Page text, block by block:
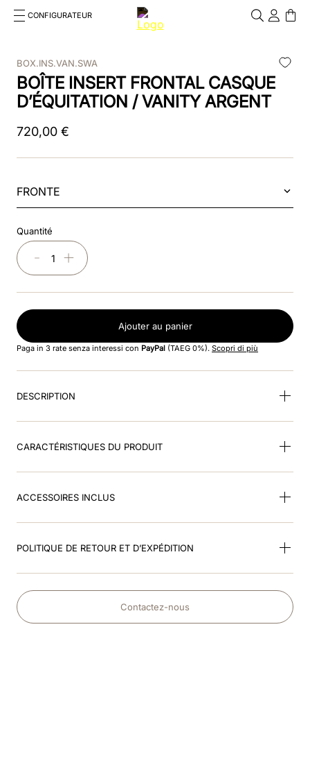
CONFIGURATEUR
RECHERCHES FRÉQUENTES
1 kep cromo 2 0
2.helmet
4.smart nova
5.accessori
inserti
9.kep nero
BOX.INS.VAN.SWA
BOÎTE INSERT FRONTAL CASQUE
D’ÉQUITATION / VANITY ARGENT
720,00 €
FRONTE
Quantité
＋
－
Ajouter au panier
Paga in 3 rate senza interessi con PayPal (TAEG 0%). Scopri di più
DESCRIPTION
CARACTÉRISTIQUES DU PRODUIT
ACCESSOIRES INCLUS
POLITIQUE DE RETOUR ET D’EXPÉDITION
Contactez-nous